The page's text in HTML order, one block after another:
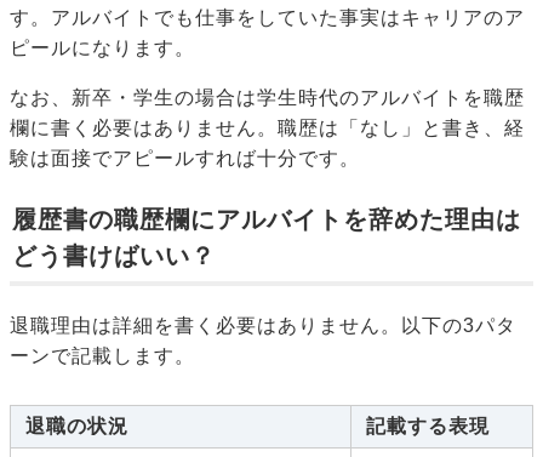
す。アルバイトでも仕事をしていた事実はキャリアのア
ピールになります。
なお、新卒・学生の場合は学生時代のアルバイトを職歴
欄に書く必要はありません。職歴は「なし」と書き、経
験は面接でアピールすれば十分です。
履歴書の職歴欄にアルバイトを辞めた理由は
どう書けばいい？
退職理由は詳細を書く必要はありません。以下の3パタ
ーンで記載します。
退職の状況 記載する表現